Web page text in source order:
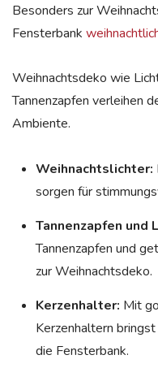
Besonders zur
Fensterbank
Weihnachtsdeko wie
Tannenzapfen verleihen
Ambiente.
Weihnachtslichter:
sorgen für
Tannenzapfen und
Tannenzapfen und
zur Weihnachtsdeko.
Kerzenhalter: Mit
Kerzenhaltern
die Fensterbank.